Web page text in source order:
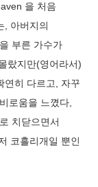
을 처음
, 아버지의
부른 가수가
랐지만(영어라서)
연히 다르고, 자꾸
로움을 느꼈다,
치닫으면서
코흘리개일 뿐인